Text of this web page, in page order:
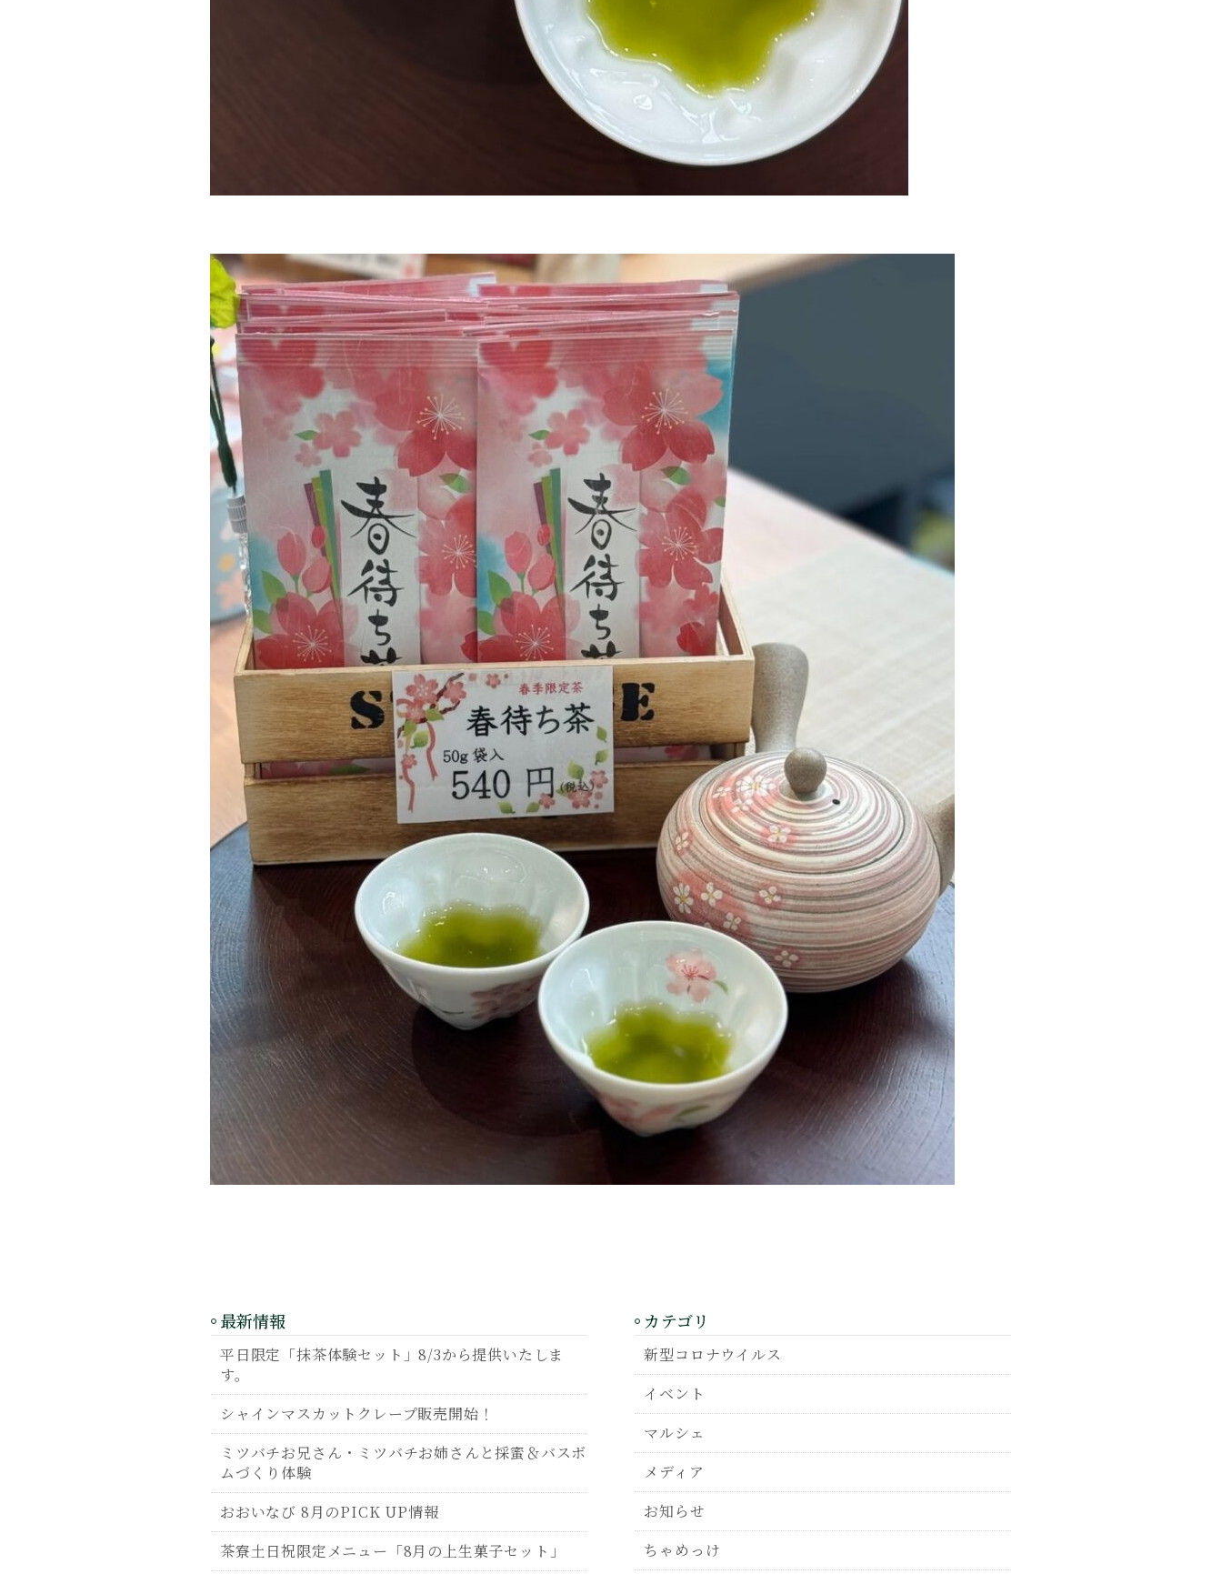
最新情報
平日限定「抹茶体験セット」8/3から提供いたしま
す。
シャインマスカットクレープ販売開始！
ミツバチお兄さん・ミツバチお姉さんと採蜜＆バスボ
ムづくり体験
おおいなび 8月のPICK UP情報
茶寮土日祝限定メニュー「8月の上生菓子セット」
カテゴリ
新型コロナウイルス
イベント
マルシェ
メディア
お知らせ
ちゃめっけ